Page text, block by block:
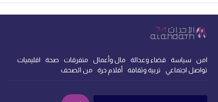
امن سياسة قضاء وعدالة مال وأعمال متفرقات صحة
اقليميات
تواصل اجتماعي
تربية وثقافة أقلام حرة من الصحف